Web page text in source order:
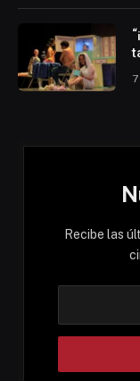
Recibe las